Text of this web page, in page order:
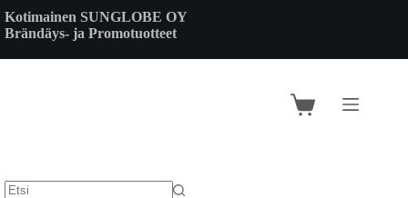
to
content
Kotimainen SUNGLOBE OY
Brändäys- ja Promotuotteet
Shopping